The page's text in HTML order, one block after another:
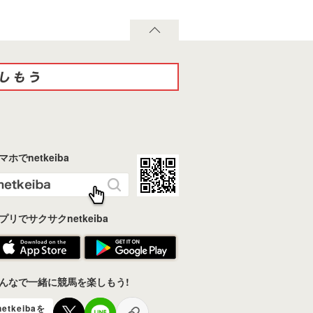
ホでnetkeiba
リでサクサクnetkeiba
なで一緒に競馬を楽しもう!
を